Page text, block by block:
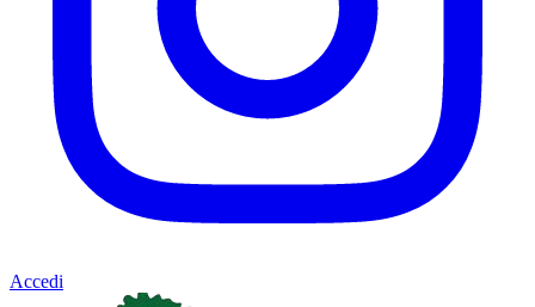
Accedi